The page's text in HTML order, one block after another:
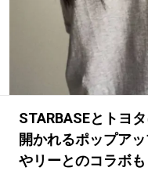
STARBASEとトヨ
開かれるポップア
やリーとのコラボも